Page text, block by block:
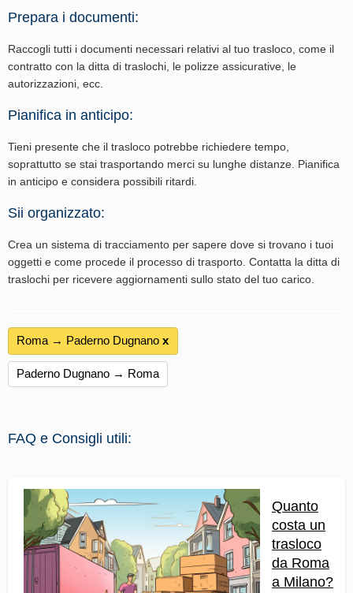
Prepara i documenti:
Raccogli tutti i documenti necessari relativi al tuo trasloco, come il
contratto con la ditta di traslochi, le polizze assicurative, le
autorizzazioni, ecc.
Pianifica in anticipo:
Tieni presente che il trasloco potrebbe richiedere tempo,
soprattutto se stai trasportando merci su lunghe distanze. Pianifica
in anticipo e considera possibili ritardi.
Sii organizzato:
Crea un sistema di tracciamento per sapere dove si trovano i tuoi
oggetti e come procede il processo di trasporto. Contatta la ditta di
traslochi per ricevere aggiornamenti sullo stato del tuo carico.
Roma → Paderno Dugnano х
Paderno Dugnano → Roma
FAQ e Consigli utili:
Quanto
costa un
trasloco
da Roma
a Milano?